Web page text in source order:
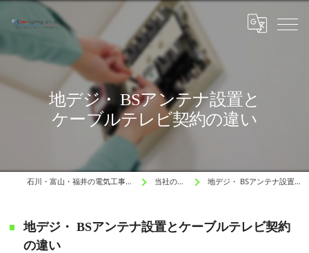
地デジ・ BSアンテナ設置と
ケーブルテレビ契約の違い
石川・富山・福井の電気工事と水道工事はCzen Lighting 電工 当社の施工例 Blog 地デジ・ BSアンテナ設置とケーブルテレビ契約の違い
地デジ・ BSアンテナ設置とケーブルテレビ契約
の違い